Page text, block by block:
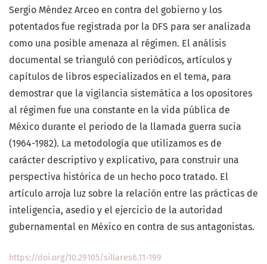
Sergio Méndez Arceo en contra del gobierno y los
potentados fue registrada por la DFS para ser analizada
como una posible amenaza al régimen. El análisis
documental se trianguló con periódicos, artículos y
capítulos de libros especializados en el tema, para
demostrar que la vigilancia sistemática a los opositores
al régimen fue una constante en la vida pública de
México durante el periodo de la llamada guerra sucia
(1964-1982). La metodología que utilizamos es de
carácter descriptivo y explicativo, para construir una
perspectiva histórica de un hecho poco tratado. El
artículo arroja luz sobre la relación entre las prácticas de
inteligencia, asedio y el ejercicio de la autoridad
gubernamental en México en contra de sus antagonistas.
https://doi.org/10.29105/sillares6.11-199